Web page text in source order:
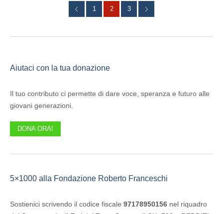
1 2 3
Aiutaci con la tua donazione
Il tuo contributo ci permette di dare voce, speranza e futuro alle
giovani generazioni.
DONA ORA!
5×1000 alla Fondazione Roberto Franceschi
Sostienici scrivendo il codice fiscale 97178950156 nel riquadro